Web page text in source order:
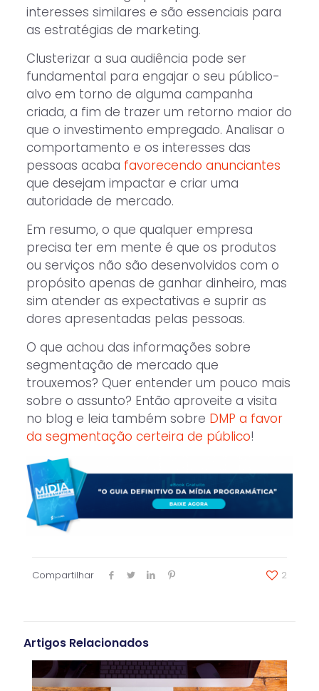
interesses similares e são essenciais para
as estratégias de marketing.
Clusterizar a sua audiência pode ser
fundamental para engajar o seu público-
alvo em torno de alguma campanha
criada, a fim de trazer um retorno maior do
que o investimento empregado. Analisar o
comportamento e os interesses das
pessoas acaba favorecendo anunciantes
que desejam impactar e criar uma
autoridade de mercado.
Em resumo, o que qualquer empresa
precisa ter em mente é que os produtos
ou serviços não são desenvolvidos com o
propósito apenas de ganhar dinheiro, mas
sim atender as expectativas e suprir as
dores apresentadas pelas pessoas.
O que achou das informações sobre
segmentação de mercado que
trouxemos? Quer entender um pouco mais
sobre o assunto? Então aproveite a visita
no blog e leia também sobre DMP a favor
da segmentação certeira de público!
Compartilhar 2
Artigos Relacionados